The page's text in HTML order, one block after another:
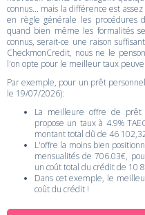
connus... mais la différence est
en règle générale les procédures
quand bien même les formalités
connus, serait-ce une raison
CheckmonCredit, nous ne le
l'on opte pour le meilleur taux
Par exemple, pour un prêt
le 19/07/2026):
La meilleure offre de prêt
propose un taux à 4.9%
montant total dû de 46
L'offre la moins bien
mensualités de 706.03€,
un coût total du crédit de 10
Dans cet exemple, le
coût du crédit !